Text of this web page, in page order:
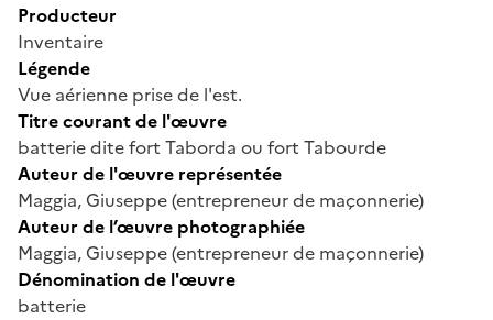
Producteur
Inventaire
Légende
Vue aérienne prise de l'est.
Titre courant de l'œuvre
batterie dite fort Taborda ou fort Tabourde
Auteur de l'œuvre représentée
Maggia, Giuseppe (entrepreneur de maçonnerie)
Auteur de l’œuvre photographiée
Maggia, Giuseppe (entrepreneur de maçonnerie)
Dénomination de l'œuvre
batterie